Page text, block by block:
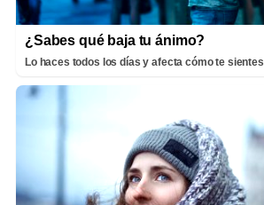
¿Sabes qué baja tu ánimo?
Lo haces todos los días y afecta cómo te sientes